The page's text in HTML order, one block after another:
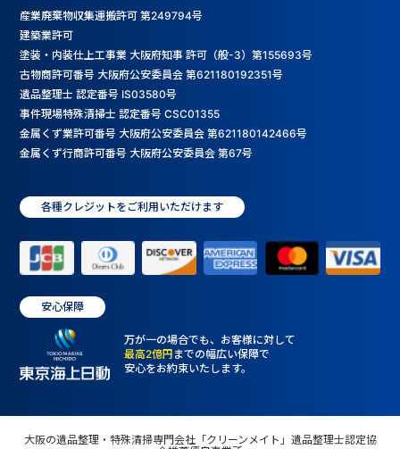
産業廃棄物収集運搬許可 第249794号
建築業許可
塗装・内装仕上工事業 大阪府知事 許可（般-3）第155693号
古物商許可番号 大阪府公安委員会 第621180192351号
遺品整理士 認定番号 IS03580号
事件現場特殊清掃士 認定番号 CSC01355
金属くず業許可番号 大阪府公安委員会 第621180142466号
金属くず行商許可番号 大阪府公安委員会 第67号
各種クレジットをご利用いただけます
安心保障
万が一の場合でも、お客様に対して
最高2億円 までの幅広い保障で
安心をお約束いたします。
大阪の遺品整理・特殊清掃専門会社「クリーンメイト」遺品整理士認定協